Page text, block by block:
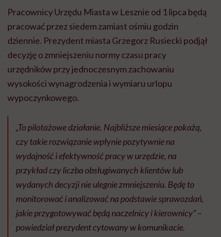
Pracownicy Urzędu Miasta w Lesznie od 1 lipca będą
pracować przez siedem zamiast ośmiu godzin
dziennie. Prezydent miasta Grzegorz Rusiecki podjął
decyzję o zmniejszeniu normy czasu pracy
urzędników przy jednoczesnym zachowaniu
wysokości wynagrodzenia i wymiaru urlopu
wypoczynkowego.
„To pilotażowe działanie. Najbliższe miesiące pokażą,
czy takie rozwiązanie wpłynie pozytywnie na
wydajność i efektywność pracy w urzędzie, na
przykład czy liczba obsługiwanych klientów lub
wydanych decyzji nie ulegnie zmniejszeniu. Będę to
monitorować i analizować na podstawie sprawozdań,
jakie przygotowywać będą naczelnicy i kierownicy” –
powiedział prezydent cytowany w komunikacie.